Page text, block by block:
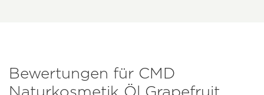
Bewertungen für CMD